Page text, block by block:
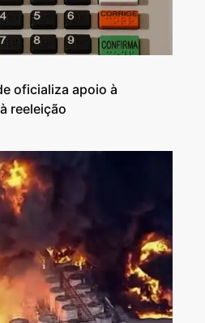
oficializa apoio à
reeleição